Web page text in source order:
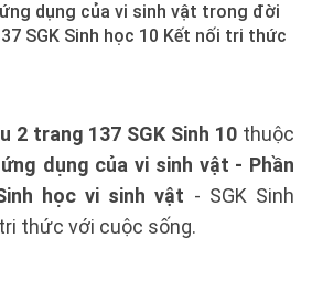
dụng của vi sinh vật trong đời
SGK Sinh học 10 Kết nối tri thức
2 trang 137 SGK Sinh 10 thuộc
dụng của vi sinh vật - Phần
học vi sinh vật - SGK Sinh
thức với cuộc sống.